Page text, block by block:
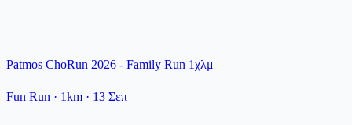
Patmos ChoRun 2026 - Family Run 1χλμ
Fun Run · 1km · 13 Σεπ